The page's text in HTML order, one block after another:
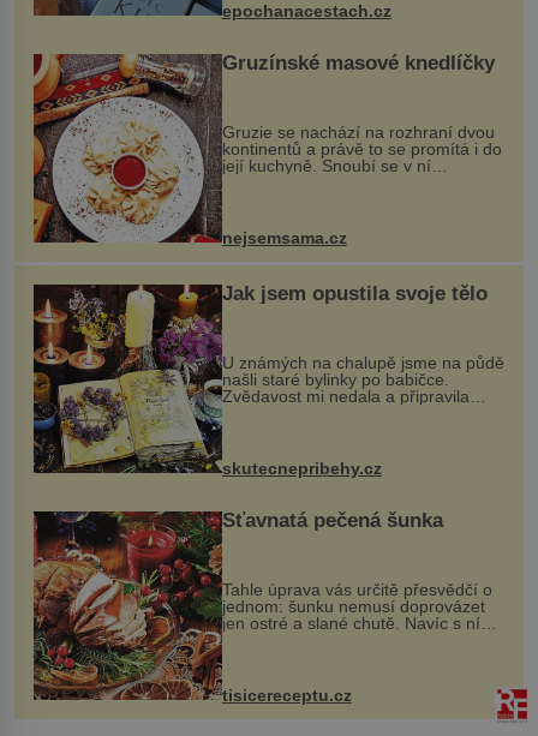
epochanacestach.cz
Gruzínské masové knedlíčky
Gruzie se nachází na rozhraní dvou
kontinentů a právě to se promítá i do
její kuchyně. Snoubí se v ní
evropské a asijské chutě a díky tomu
vznikají rozmanité a chuťově bohaté
pokrmy, které rozhodně st...
nejsemsama.cz
Jak jsem opustila svoje tělo
U známých na chalupě jsme na půdě
našli staré bylinky po babičce.
Zvědavost mi nedala a připravila
jsem si z nich lektvar… Zimní pobyt
na chalupě se pro mě vlastní vinou
změnil v děsivý zážitek, na kt...
skutecnepribehy.cz
Šťavnatá pečená šunka
Tahle úprava vás určitě přesvědčí o
jednom: šunku nemusí doprovázet
jen ostré a slané chutě. Navíc s ní
nakrmíte poměrně hodně hladových
krků. Ingredience sádlo 3 kg šunky
vcelku 3 stroužky česneku hl...
tisicereceptu.cz